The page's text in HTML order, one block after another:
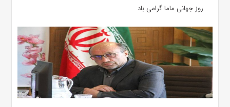
روز جهانی ماما گرامی باد